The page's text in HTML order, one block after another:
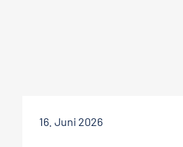
16. Juni 2026